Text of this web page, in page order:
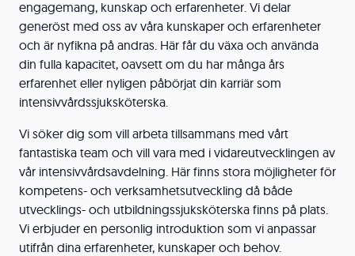
engagemang, kunskap och erfarenheter. Vi delar
generöst med oss av våra kunskaper och erfarenheter
och är nyfikna på andras. Här får du växa och använda
din fulla kapacitet, oavsett om du har många års
erfarenhet eller nyligen påbörjat din karriär som
intensivvårdssjuksköterska.
Vi söker dig som vill arbeta tillsammans med vårt
fantastiska team och vill vara med i vidareutvecklingen av
vår intensivvårdsavdelning. Här finns stora möjligheter för
kompetens- och verksamhetsutveckling då både
utvecklings- och utbildningssjuksköterska finns på plats.
Vi erbjuder en personlig introduktion som vi anpassar
utifrån dina erfarenheter, kunskaper och behov.